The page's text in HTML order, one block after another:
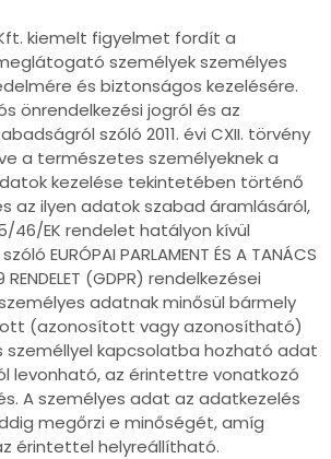
kiemelt figyelmet fordít a
személyek személyes
és biztonságos kezelésére.
önrendelkezési jogról és az
szóló 2011. évi CXII. törvény
a természetes személyeknek a
kezelése tekintetében történő
az ilyen adatok szabad áramlásáról,
46/EK rendelet hatályon kívül
EURÓPAI PARLAMENT ÉS A TANÁCS
RENDELET (GDPR) rendelkezései
adatnak minősül bármely
(azonosított vagy azonosítható)
kapcsolatba hozható adat
levonható, az érintettre vonatkozó
A személyes adat az adatkezelés
megőrzi e minőségét, amíg
érintettel helyreállítható.